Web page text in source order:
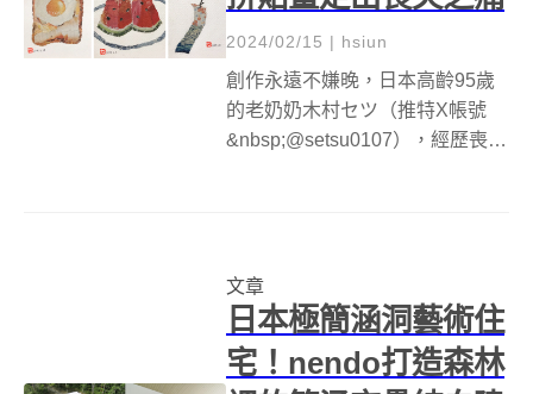
2024/02/15 | hsiun
創作永遠不嫌晚，日本高齡95歲
的老奶奶木村セツ（推特X帳號
&nbsp;@setsu0107），經歷喪夫
物、食物以及各種生活中常見...
文章
日本極簡涵洞藝術住
宅！nendo打造森林